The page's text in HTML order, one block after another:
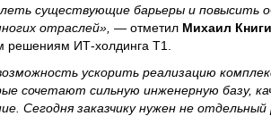
существующие барьеры и повысить
отраслей», — отметил Михаил
решениям ИТ-холдинга Т1.
ускорить реализацию
сочетают сильную инженерную базу,
Сегодня заказчику нужен не